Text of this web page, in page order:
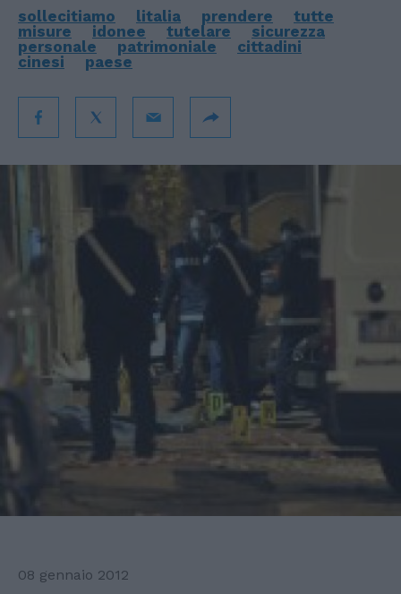
sollecitiamo litalia prendere
tutte
misure
idonee tutelare
sicurezza
personale
patrimoniale
cittadini
cinesi
paese
08 gennaio 2012